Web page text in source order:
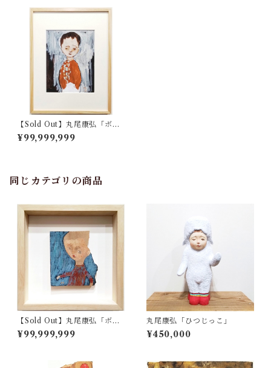
【Sold Out】丸尾康弘「ボ
ク」
¥99,999,999
同じカテゴリの商品
【Sold Out】丸尾康弘「ボ
ク」
¥99,999,999
丸尾康弘「ひつじっこ」
¥450,000